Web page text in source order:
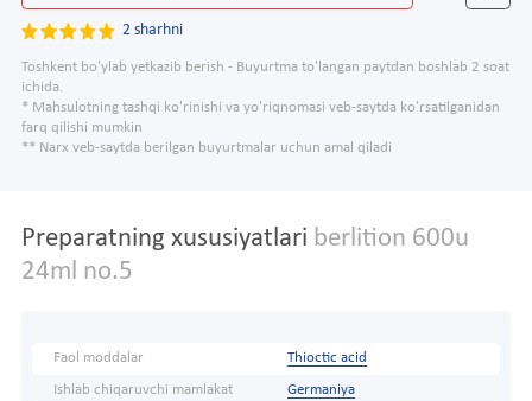
2 sharhni
Toshkent bo'ylab yetkazib berish - Buyurtma to'langan paytdan boshlab 2 soat
ichida.
* Mahsulotning tashqi ko'rinishi va yo'riqnomasi veb-saytda ko'rsatilganidan
farq qilishi mumkin
** Narx veb-saytda berilgan buyurtmalar uchun amal qiladi
Preparatning xususiyatlari berlition 600u
24ml no.5
Faol moddalar Thioctic acid
Ishlab chiqaruvchi mamlakat Germaniya